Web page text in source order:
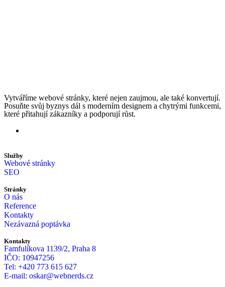
Vytváříme webové stránky, které nejen zaujmou, ale také konvertují.
Posuňte svůj byznys dál s moderním designem a chytrými funkcemi,
které přitahují zákazníky a podporují růst.
Služby
Webové stránky
SEO
Stránky
O nás
Reference
Kontakty
Nezávazná poptávka
Kontakty
Famfulíkova 1139/2, Praha 8
IČO: 10947256
Tel: +420 773 615 627
E-mail: oskar@webnerds.cz